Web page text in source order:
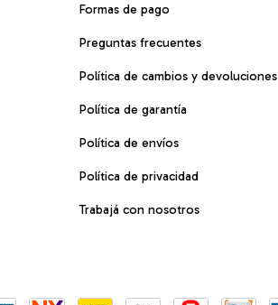
Formas de pago
Preguntas frecuentes
Política de cambios y devoluciones
Política de garantía
Política de envíos
Política de privacidad
Trabajá con nosotros